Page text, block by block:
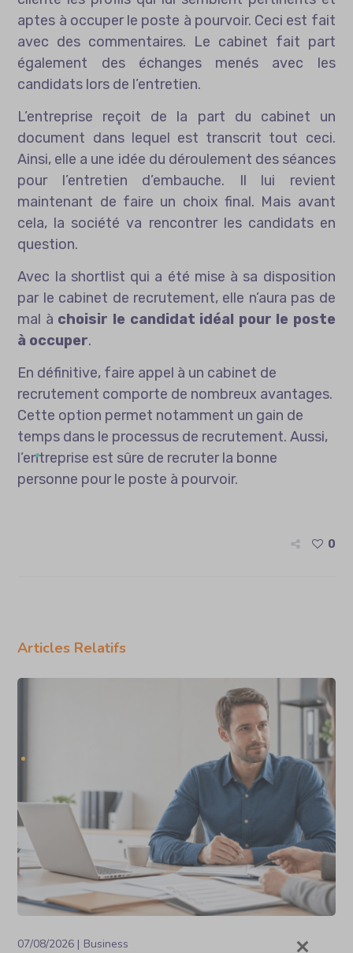
aptes à occuper le poste à pourvoir. Ceci est fait
avec des commentaires. Le cabinet fait part
également des échanges menés avec les
candidats lors de l’entretien.
L’entreprise reçoit de la part du cabinet un
document dans lequel est transcrit tout ceci.
Ainsi, elle a une idée du déroulement des séances
pour l’entretien d’embauche. Il lui revient
maintenant de faire un choix final. Mais avant
cela, la société va rencontrer les candidats en
question.
Avec la shortlist qui a été mise à sa disposition
par le cabinet de recrutement, elle n’aura pas de
mal à choisir le candidat idéal pour le poste
à occuper.
En définitive, faire appel à un cabinet de
recrutement comporte de nombreux avantages.
Cette option permet notamment un gain de
temps dans le processus de recrutement. Aussi,
l’entreprise est sûre de recruter la bonne
personne pour le poste à pourvoir.
0
Articles Relatifs
07/08/2026 Business